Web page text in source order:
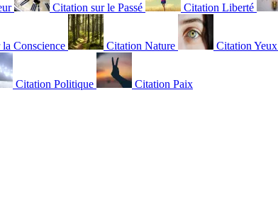
Citation sur le Passé Citation Liberté
Conscience Citation Nature Citation Yeux
Citation Politique Citation Paix